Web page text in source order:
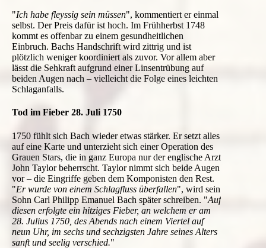
"Ich habe fleyssig sein müssen", kommentiert er einmal
selbst. Der Preis dafür ist hoch. Im Frühherbst 1748
kommt es offenbar zu einem gesundheitlichen
Einbruch. Bachs Handschrift wird zittrig und ist
plötzlich weniger koordiniert als zuvor. Vor allem aber
lässt die Sehkraft aufgrund einer Linsentrübung auf
beiden Augen nach – vielleicht die Folge eines leichten
Schlaganfalls.
Tod im Fieber 28. Juli 1750
1750 fühlt sich Bach wieder etwas stärker. Er setzt alles
auf eine Karte und unterzieht sich einer Operation des
Grauen Stars, die in ganz Europa nur der englische Arzt
John Taylorbeherrscht. Taylornimmt sich beide Augen
vor – die Eingriffe geben dem Komponisten den Rest.
"Er wurde von einem Schlagfluss überfallen", wird sein
Sohn Carl Philipp Emanuel Bach später schreiben. "Auf
diesen erfolgte ein hitziges Fieber, an welchem er am
28. Julius 1750, des Abends nach einem Viertel auf
neun Uhr, im sechs und sechzigsten Jahre seines Alters
sanft und seelig verschied."